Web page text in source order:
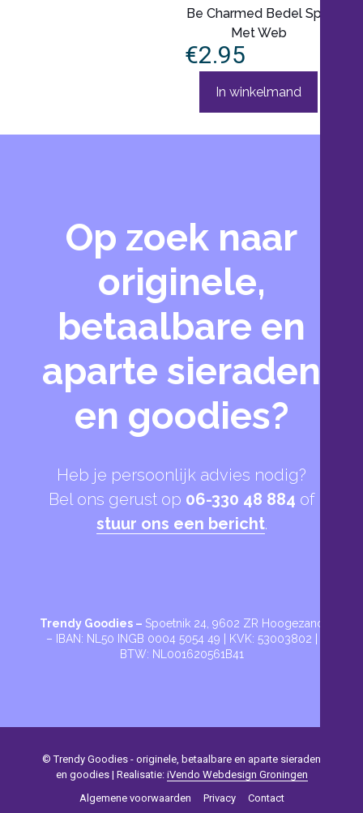
Be Charmed Bedel Spin
Met Web
€2.95
In winkelmand
Op zoek naar
originele,
betaalbare en
aparte sieraden
en goodies?
Heb je persoonlijk advies nodig?
Bel ons gerust op 06-330 48 884 of
stuur ons een bericht.
Trendy Goodies – Spoetnik 24, 9602 ZR Hoogezand
– IBAN: NL50 INGB 0004 5054 49 | KVK: 53003802 |
BTW: NL001620561B41
© Trendy Goodies - originele, betaalbare en aparte sieraden
en goodies | Realisatie: iVendo Webdesign Groningen
Algemene voorwaarden
Privacy Contact